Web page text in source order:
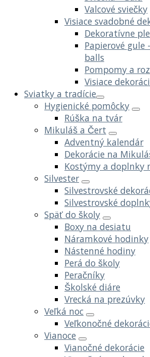
Valcové sviečky
Visiace svadobné
Dekoratívne
Papierové gule
balls
Pompomy a
Visiace
Sviatky a tradície
Hygienické pomôcky
Rúška na tvár
Mikuláš a Čert
Adventný kalendár
Dekorácie na
Kostýmy a doplnky
Silvester
Silvestrovské
Silvestrovské
Späť do školy
Boxy na desiatu
Náramkové hodinky
Nástenné hodiny
Perá do školy
Peračníky
Školské diáre
Vrecká na prezúvky
Veľká noc
Veľkonočné
Vianoce
Vianočné dekorácie